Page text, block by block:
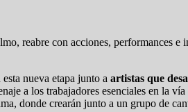
reabre con acciones, performances e
nueva etapa junto a artistas que
a los trabajadores esenciales en la
donde crearán junto a un grupo de